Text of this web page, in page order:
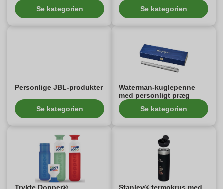
Se kategorien
Se kategorien
Personlige JBL-produkter
Se kategorien
Waterman-kuglepenne
med personligt præg
Se kategorien
Trykte Dopper®
Stanley® termokrus med